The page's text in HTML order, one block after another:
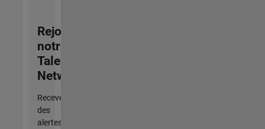
Rejoignez
notre
Talent
Network
Recevez
des
alertes